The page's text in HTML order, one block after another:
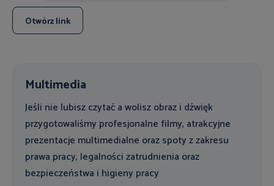
Otwórz link
Multimedia
Jeśli nie lubisz czytać a wolisz obraz i dźwięk
przygotowaliśmy profesjonalne filmy, atrakcyjne
prezentacje multimedialne oraz spoty z zakresu
prawa pracy, legalności zatrudnienia oraz
bezpieczeństwa i higieny pracy